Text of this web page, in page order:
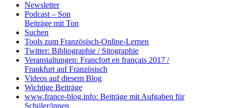
Newsletter
Podcast – Son
Beiträge mit Ton
Suchen
Tools zum Französisch-Online-Lernen
Twitter: Bibliographie / Sitographie
Veranstaltungen: Francfort en français 2017 /
Frankfurt auf Französisch
Videos auf diesem Blog
Wichtige Beiträge
www.france-blog.info: Beiträge mit Aufgaben für
Schüler/innen